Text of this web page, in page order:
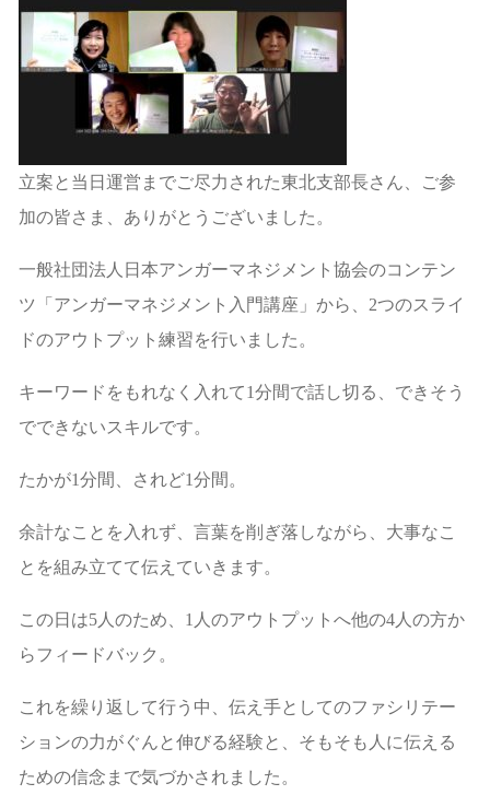
立案と当日運営までご尽力された東北支部長さん、ご参
加の皆さま、ありがとうございました。
一般社団法人日本アンガーマネジメント協会のコンテン
ツ「アンガーマネジメント入門講座」から、2つのスライ
ドのアウトプット練習を行いました。
キーワードをもれなく入れて1分間で話し切る、できそう
でできないスキルです。
たかが1分間、されど1分間。
余計なことを入れず、言葉を削ぎ落しながら、大事なこ
とを組み立てて伝えていきます。
この日は5人のため、1人のアウトプットへ他の4人の方か
らフィードバック。
これを繰り返して行う中、伝え手としてのファシリテー
ションの力がぐんと伸びる経験と、そもそも人に伝える
ための信念まで気づかされました。